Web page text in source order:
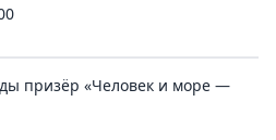
призёр «Человек и море —